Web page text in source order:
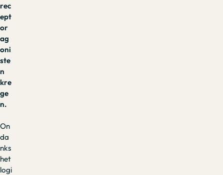
rec
ept
or
ag
oni
ste
n
kre
ge
n.
On
da
nks
het
logi